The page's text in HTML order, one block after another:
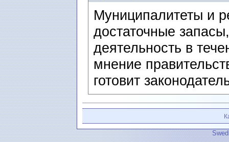
Муниципалитеты и
достаточные
деятельность в
мнение
готовит